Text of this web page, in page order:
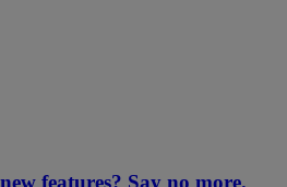
features? Say no more.